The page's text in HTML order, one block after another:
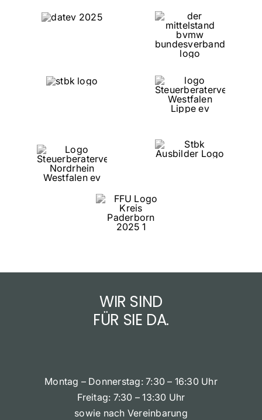
WIR SIND
FÜR SIE DA.
Montag – Donnerstag: 7:30 – 16:30 Uhr
Freitag: 7:30 – 13:30 Uhr
sowie nach Vereinbarung